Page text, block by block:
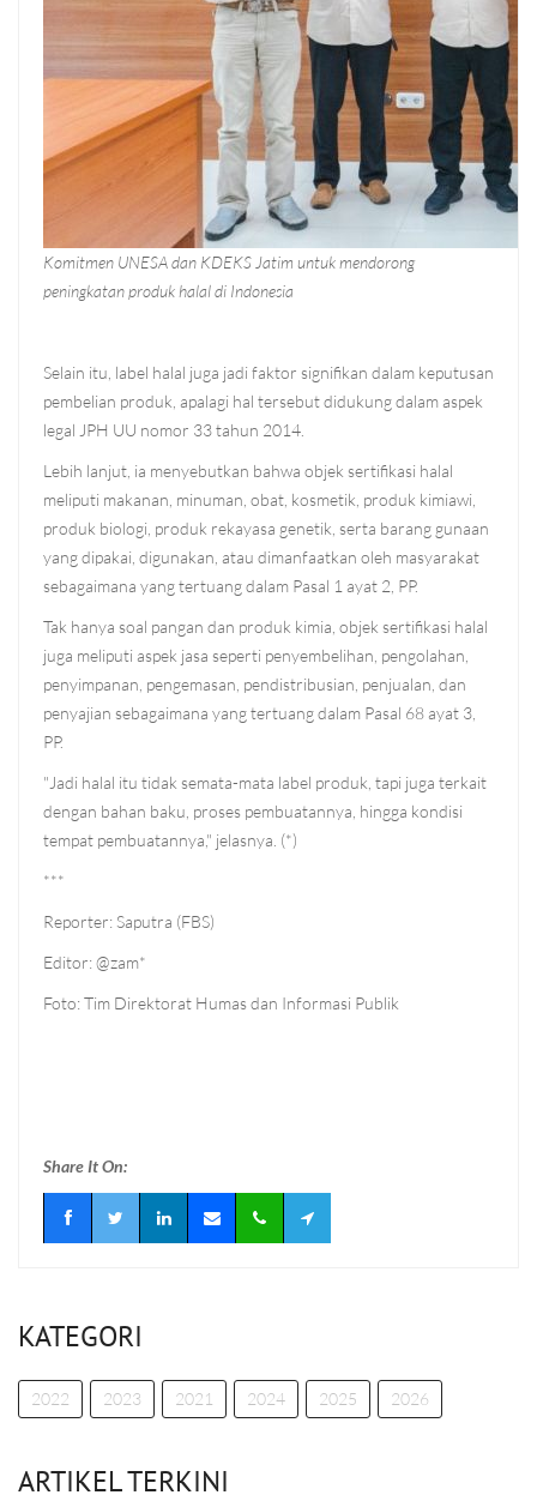
Komitmen UNESA dan KDEKS Jatim untuk mendorong
peningkatan produk halal di Indonesia
Selain itu, label halal juga jadi faktor signifikan dalam keputusan
pembelian produk, apalagi hal tersebut didukung dalam aspek
legal JPH UU nomor 33 tahun 2014.
Lebih lanjut, ia menyebutkan bahwa objek sertifikasi halal
meliputi makanan, minuman, obat, kosmetik, produk kimiawi,
produk biologi, produk rekayasa genetik, serta barang gunaan
yang dipakai, digunakan, atau dimanfaatkan oleh masyarakat
sebagaimana yang tertuang dalam Pasal 1 ayat 2, PP.
Tak hanya soal pangan dan produk kimia, objek sertifikasi halal
juga meliputi aspek jasa seperti penyembelihan, pengolahan,
penyimpanan, pengemasan, pendistribusian, penjualan, dan
penyajian sebagaimana yang tertuang dalam Pasal 68 ayat 3,
PP.
"Jadi halal itu tidak semata-mata label produk, tapi juga terkait
dengan bahan baku, proses pembuatannya, hingga kondisi
tempat pembuatannya," jelasnya. (*)
***
Reporter: Saputra (FBS)
Editor: @zam*
Foto: Tim Direktorat Humas dan Informasi Publik
Share It On:
KATEGORI
2022 2023 2021 2024 2025 2026
ARTIKEL TERKINI